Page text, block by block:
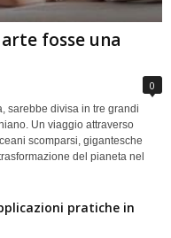
fosse una
0
sarebbe divisa in tre grandi
Un viaggio attraverso
scomparsi, gigantesche
del pianeta nel
pratiche in